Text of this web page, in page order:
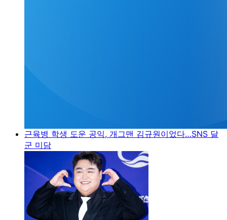
근육병 학생 도운 공익, 개그맨 김규원이었다…SNS 달
군 미담